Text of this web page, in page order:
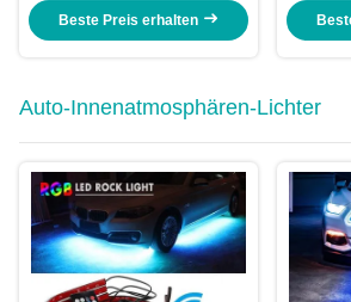
Beste Preis erhalten
Auto-Innenatmosphären-Lichter